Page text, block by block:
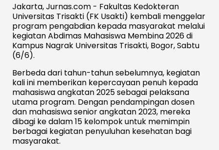
Jakarta, Jurnas.com - Fakultas Kedokteran
Universitas Trisakti (FK Usakti) kembali menggelar
program pengabdian kepada masyarakat melalui
kegiatanAbdimas Mahasiswa Membina 2026di
Kampus Nagrak Universitas Trisakti, Bogor, Sabtu
(6/6).
Berbeda dari tahun-tahun sebelumnya, kegiatan
kali ini memberikan kepercayaan penuh kepada
mahasiswa angkatan 2025 sebagai pelaksana
utama program. Dengan pendampingan dosen
dan mahasiswa senior angkatan 2023, mereka
dibagi ke dalam 15 kelompok untuk memimpin
berbagai kegiatan penyuluhan kesehatan bagi
masyarakat.